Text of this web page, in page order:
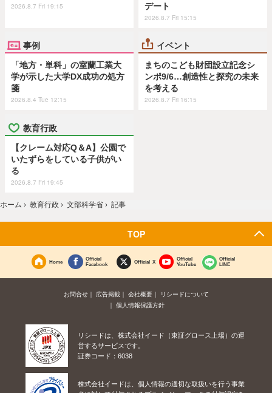
2026.8.7 Fri 19:15
デート
2026.8.7 Fri 15:15
事例
「地方・単科」の室蘭工業大
学が示した大学DX成功の処方
箋
2026.8.4 Tue 12:15
イベント
まちのこども財団設立記念シ
ンポ9/6…創造性と探究の未来
を考える
2026.8.7 Fri 16:15
教育行政
【クレーム対応Q＆A】公園で
いたずらをしている子供がい
る
2026.8.7 Fri 19:45
ホーム › 教育行政 › 文部科学省 › 記事
TOP
Home
Official
Facebook
Official X
Official
YouTube
Official
LINE
お問合せ 広告掲載 会社概要
リシードについて
個人情報保護方針
リシードは、株式会社イード（東証グロース上場）の運
営するサービスです。
証券コード：6038
株式会社イードは、個人情報の適切な取扱いを行う事業